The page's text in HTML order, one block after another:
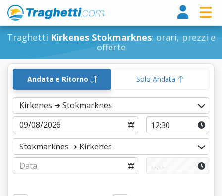
Traghetti Kirkenes Stokmarknes: orari, prezzi e
offerte
Andata e Ritorno Solo Andata